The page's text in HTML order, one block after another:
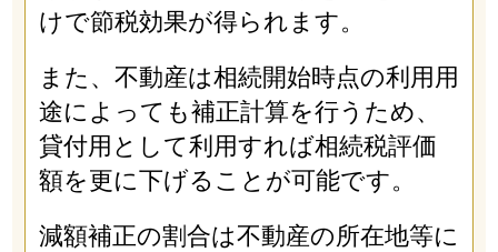
けで節税効果が得られます。
また、不動産は相続開始時点の利用用
途によっても補正計算を行うため、
貸付用として利用すれば相続税評価
額を更に下げることが可能です。
減額補正の割合は不動産の所在地等に